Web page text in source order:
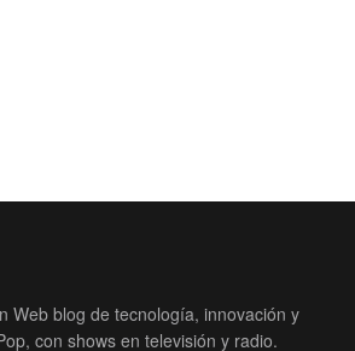
Web blog de tecnología, innovación y
con shows en televisión y radio.